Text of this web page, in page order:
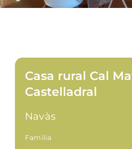
Casa rural Cal
Castelladral
Navàs
Familia